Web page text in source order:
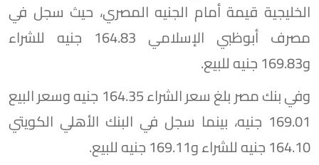
الخليجية قيمة أمام الجنيه المصري، حيث سجل في
مصرف أبوظبي الإسلامي 164.83 جنيه للشراء
و169.83 جنيه للبيع.
وفي بنك مصر بلغ سعر الشراء 164.35 جنيه وسعر البيع
169.01 جنيه، بينما سجل في البنك الأهلي الكويتي
164.10 جنيه للشراء و169.11 جنيه للبيع.